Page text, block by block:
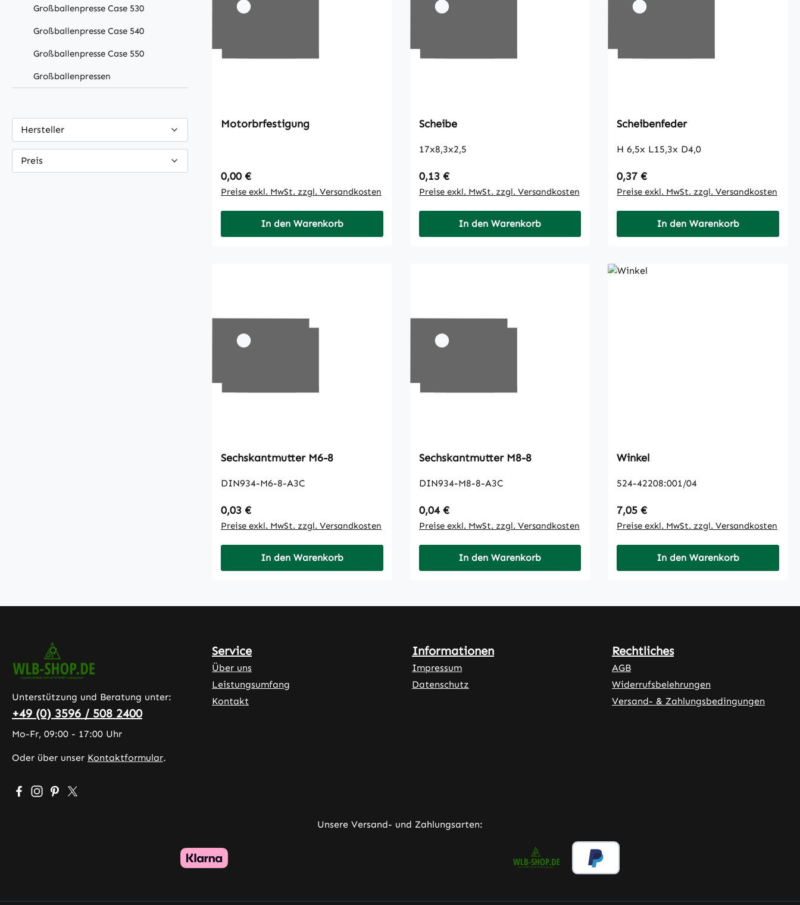
Großballenpresse Case 530
Großballenpresse Case 540
Großballenpresse Case 550
Großballenpressen
Hersteller
Preis
Motorbrfestigung
Regulärer Preis:
0,00 €
Preise exkl. MwSt. zzgl. Versandkosten
In den Warenkorb
Scheibe
17x8,3x2,5
Regulärer Preis:
0,13 €
Preise exkl. MwSt. zzgl. Versandkosten
In den Warenkorb
Scheibenfeder
H 6,5x L15,3x D4,0
Regulärer Preis:
0,37 €
Preise exkl. MwSt. zzgl. Versandkosten
In den Warenkorb
Sechskantmutter M6-8
DIN934-M6-8-A3C
Regulärer Preis:
0,03 €
Preise exkl. MwSt. zzgl. Versandkosten
In den Warenkorb
Sechskantmutter M8-8
DIN934-M8-8-A3C
Regulärer Preis:
0,04 €
Preise exkl. MwSt. zzgl. Versandkosten
In den Warenkorb
Winkel
524-42208:001/04
Regulärer Preis:
7,05 €
Preise exkl. MwSt. zzgl. Versandkosten
In den Warenkorb
Unterstützung und Beratung unter:
+49 (0) 3596 / 508 2400
Mo-Fr, 09:00 - 17:00 Uhr
Oder über unser Kontaktformular.
Besuche uns auf Facebook – öffnet in neuem Tab (externer Link)
Schau auf Instagram vorbei – öffnet in neuem Tab (externer Link)
Lass dich auf Pinterest inspirieren – öffnet in neuem Tab (externer Link)
Folge uns auf X – öffnet in neuem Tab (externer Link)
Service
Über uns
Leistungsumfang
Kontakt
Informationen
Impressum
Datenschutz
Rechtliches
AGB
Widerrufsbelehrungen
Versand- & Zahlungsbedingungen
Unsere Versand- und Zahlungsarten: